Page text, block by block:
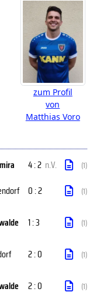
zum Profil
von
Matthias Voro
4 : 2 n.V. (1)
0 : 2 (1)
1 : 3 (1)
2 : 0 (1)
2 : 0 (1)